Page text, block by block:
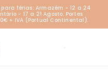
para férias: Armazém - 12 a 24
- 17 a 21 Agosto. Portes
+ IVA (Portual Continental).